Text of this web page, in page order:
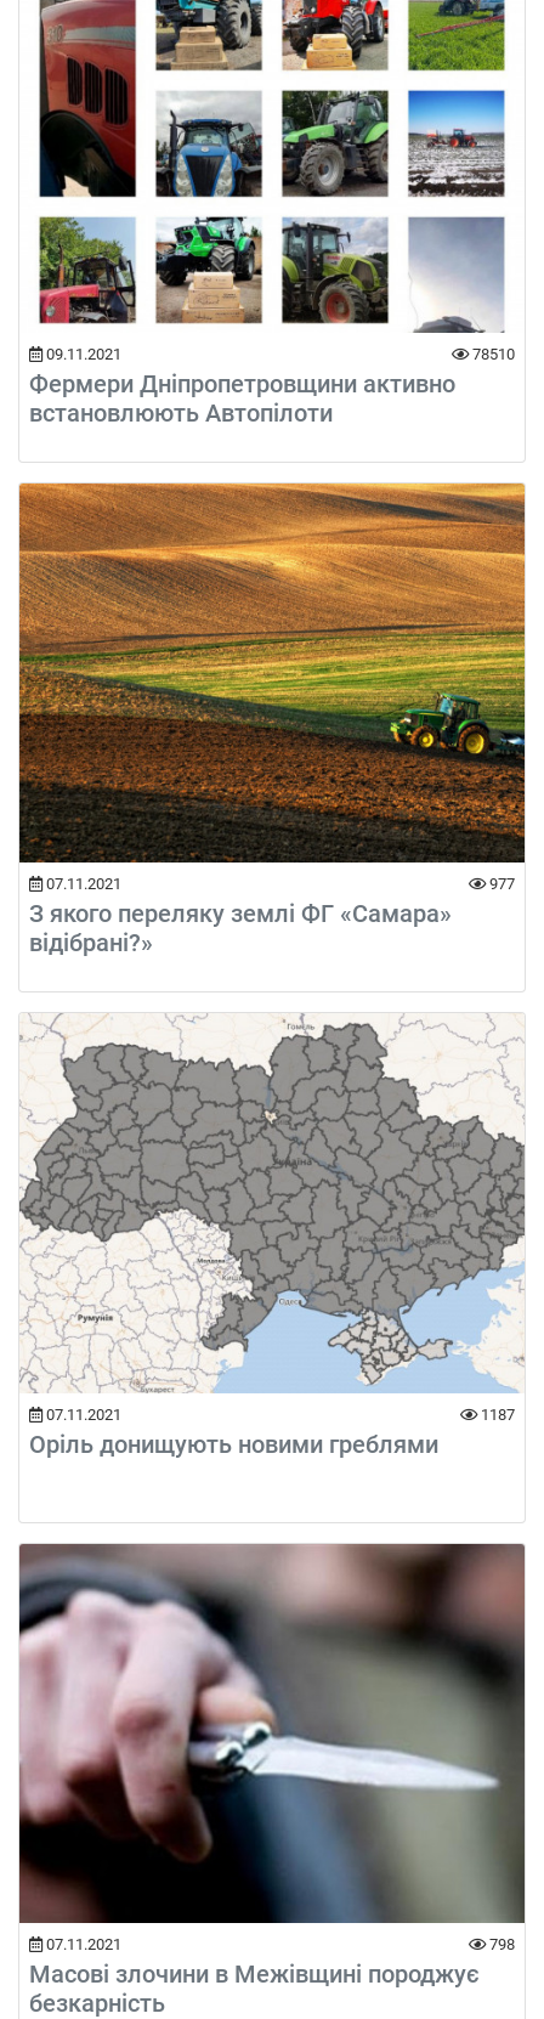
09.11.2021 78510
Фермери Дніпропетровщини активно
встановлюють Автопілоти
07.11.2021 977
З якого переляку землі ФГ «Самара»
відібрані?»
07.11.2021 1187
Оріль донищують новими греблями
07.11.2021 798
Масові злочини в Межівщині породжує
безкарність